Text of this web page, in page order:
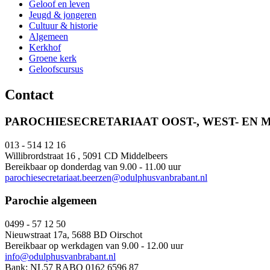
Geloof en leven
Jeugd & jongeren
Cultuur & historie
Algemeen
Kerkhof
Groene kerk
Geloofscursus
Contact
PAROCHIESECRETARIAAT OOST-, WEST- EN
013 - 514 12 16
Willibrordstraat 16 , 5091 CD Middelbeers
Bereikbaar op donderdag van 9.00 - 11.00 uur
parochiesecretariaat.beerzen@odulphusvanbrabant.nl
Parochie algemeen
0499 - 57 12 50
Nieuwstraat 17a, 5688 BD Oirschot
Bereikbaar op werkdagen van 9.00 - 12.00 uur
info@odulphusvanbrabant.nl
Bank: NL57 RABO 0162 6596 87